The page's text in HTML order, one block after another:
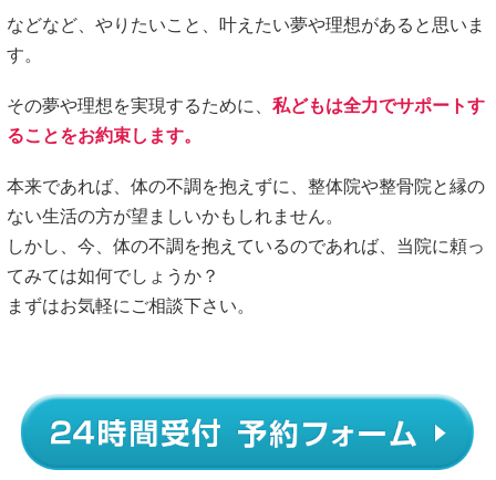
メニュー
料金・施術の流れ
医師・アスリート・専門家からの推薦状
全国の有名整体・整骨院からの推薦状
院情報・アクセス
ブログ